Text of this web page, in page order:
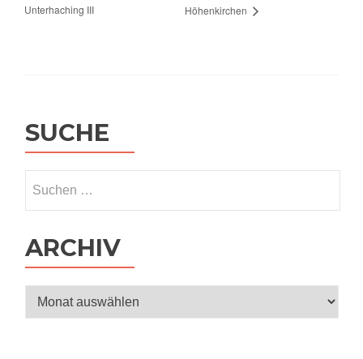
Unterhaching III
Höhenkirchen
SUCHE
nach:
ARCHIV
Archiv